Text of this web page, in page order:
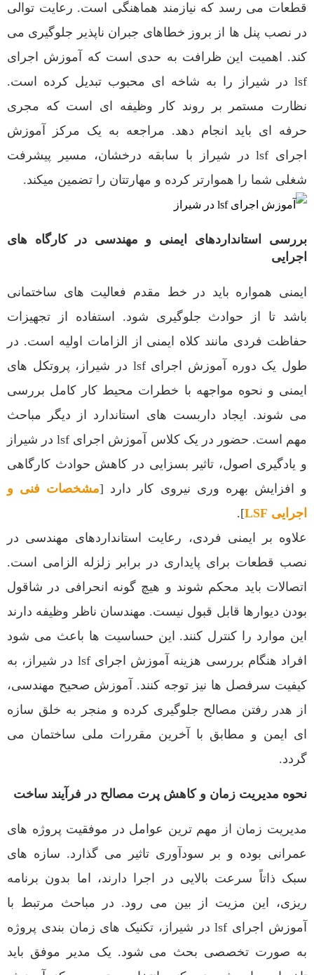
قطعات می رسد که نیازمند هماهنگی است. رعایت توالی
در نصب پنل ها از بروز خطاهای جبران ناپذیر جلوگیری می
کند. اهمیت این ظرافت به حدی است که آموزش اجرای
lsf در شیراز را به شاخه ای محبوب تبدیل کرده است.
نظارت مستمر بر روند کار وظیفه ای است که مجری
حرفه ای باید انجام دهد. مراجعه به یک مرکز آموزش
اجرای lsf در شیراز با سابقه درخشان، مسیر پیشرفت
شغلی شما را هموارتر کرده و مهارتتان را تضمین میکند.
بررسی استانداردهای ایمنی و مهندسی در کارگاه های
اجرایی
ایمنی همواره باید در خط مقدم فعالیت های ساختمانی
باشد تا از حوادث جلوگیری شود. استفاده از تجهیزات
حفاظت فردی مانند کلاه ایمنی از الزامات اولیه است. در
طول یک دوره آموزش اجرای lsf در شیراز، پروتکل های
ایمنی و نحوه مواجهه با خطرات محیط کار کامل بررسی
می شوند. ایجاد داربست های استاندارد از دیگر مباحث
مهم است. حضور در یک کلاس آموزش اجرای lsf در شیراز
و یادگیری اصول، تاثیر بسزایی در کاهش حوادث کارگاهی
و افزایش بهره وری نیروی کار دارد [مشخصات فنی و
اجرایی LSF
].
علاوه بر ایمنی فردی، رعایت استانداردهای مهندسی در
نصب قطعات برای پایداری در برابر زلزله الزامی است.
اتصالات باید محکم شوند و هیچ گونه انحرافی در شاقول
بودن دیوارها قابل قبول نیست. مهندسان ناظر وظیفه دارند
این موارد را کنترل کنند. این حساسیت ها باعث می شود
افراد هنگام بررسی هزینه آموزش اجرای lsf در شیراز، به
کیفیت سرفصل ها نیز توجه کنند. آموزش صحیح مهندسی،
از هدر رفتن مصالح جلوگیری کرده و منجر به خلق سازه
ای ایمن و مطابق با آخرین مقررات ملی ساختمان می
گردد.
نحوه مدیریت زمان و کاهش پرت مصالح در فرآیند ساخت
مدیریت زمان از مهم ترین عوامل در موفقیت پروژه های
عمرانی بوده و بر سودآوری تاثیر می گذارد. سازه های
سبک ذاتاً سرعت بالایی در اجرا دارند، اما بدون برنامه
ریزی، این مزیت از بین می رود. در مباحث مرتبط با
آموزش اجرای lsf در شیراز، تکنیک های زمان بندی پروژه
به صورت تخصصی بحث می شود. یک مدیر موفق باید